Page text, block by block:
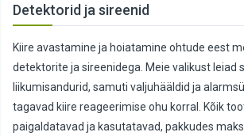
Detektorid ja sireenid
Kiire avastamine ja hoiatamine ohtude eest
detektorite ja sireenidega. Meie valikust leiad
liikumisandurid, samuti valjuhääldid ja
tagavad kiire reageerimise ohu korral. Kõik
paigaldatavad ja kasutatavad, pakkudes